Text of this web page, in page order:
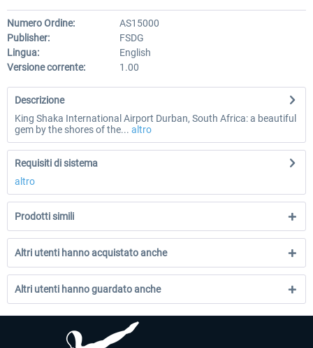
Numero Ordine:
AS15000
Publisher:
FSDG
Lingua:
English
Versione corrente:
1.00
Descrizione
King Shaka International Airport Durban, South Africa: a beautiful
gem by the shores of the... altro
Requisiti di sistema
altro
Prodotti simili
Altri utenti hanno acquistato anche
Altri utenti hanno guardato anche